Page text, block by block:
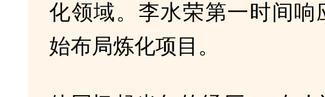
化领域。李水荣第一时间响
始布局炼化项目。